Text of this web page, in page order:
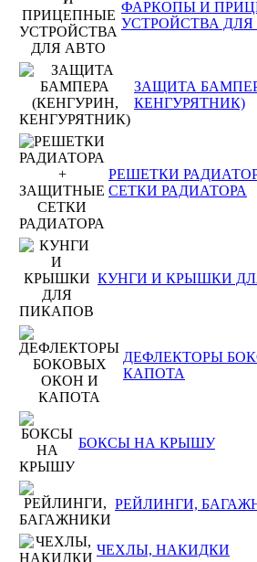
ФАРКОПЫ И
УСТРОЙСТВА ДЛЯ
ЗАЩИТА
КЕНГУРЯТНИК)
РЕШЕТКИ
СЕТКИ РАДИАТОРА
КУНГИ И КРЫШКИ
ДЕФЛЕКТОРЫ
КАПОТА
БОКСЫ НА КРЫШУ
РЕЙЛИНГИ,
ЧЕХЛЫ, НАКИДКИ